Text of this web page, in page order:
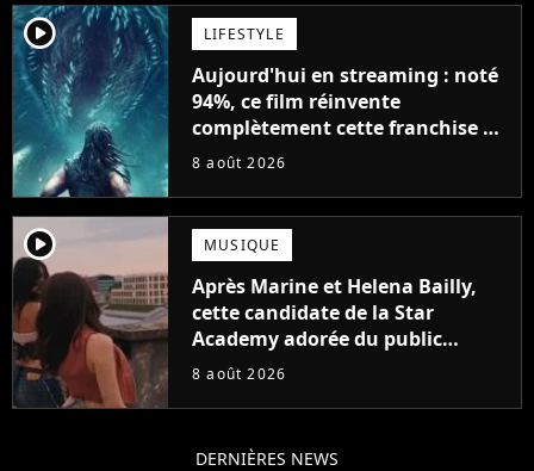
player2 LIFESTYLE
Aujourd'hui en streaming : noté
94%, ce film réinvente
complètement cette franchise de
science-fiction vieille de 40 ans
8 août 2026
player2 MUSIQUE
Après Marine et Helena Bailly,
cette candidate de la Star
Academy adorée du public
annonce son premier album,
8 août 2026
DERNIÈRES NEWS